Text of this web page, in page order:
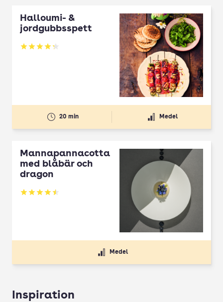
Halloumi- &
jordgubbsspett
Betyg: 4.3 av 5
20 min Medel
Mannapannacotta
med blåbär och
dragon
Betyg: 4.5 av 5
Medel
Inspiration